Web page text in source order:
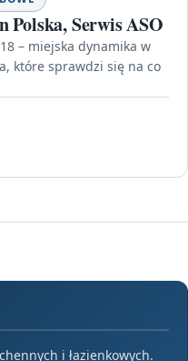
Polska, Serwis ASO
– miejska dynamika w
które sprawdzi się na co
i łazienkowych.